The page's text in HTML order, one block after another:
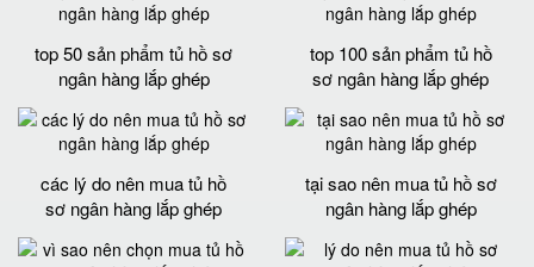
top 50 sản phẩm tủ hồ sơ
ngân hàng lắp ghép
top 100 sản phẩm tủ hồ
sơ ngân hàng lắp ghép
các lý do nên mua tủ hồ
sơ ngân hàng lắp ghép
tại sao nên mua tủ hồ sơ
ngân hàng lắp ghép